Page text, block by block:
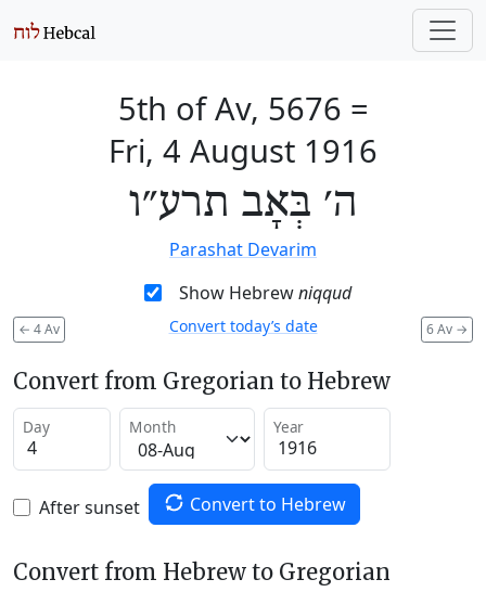
5th of Av, 5676 =
Fri, 4 August 1916
ה׳ בְּאָב תרע״ו
Parashat Devarim
Show Hebrewniqqud
← 4 Av 6 Av →
Convert today’s date
Convert from Gregorian to Hebrew
Day Month Year
After sunset Convert to Hebrew
Convert from Hebrew to Gregorian